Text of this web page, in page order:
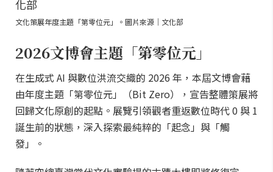
文化策展年度主題「第零位元」。圖片來源｜文化部
2026文博會主題「第零位元」
在生成式 AI 與數位洪流交織的 2026 年，本屆文博會藉
由年度主題「第零位元」（Bit Zero），宣告整體策展將
回歸文化原創的起點。展覽引領觀者重返數位時代 0 與 1
誕生前的狀態，深入探索最純粹的「起念」與「觸
發」。